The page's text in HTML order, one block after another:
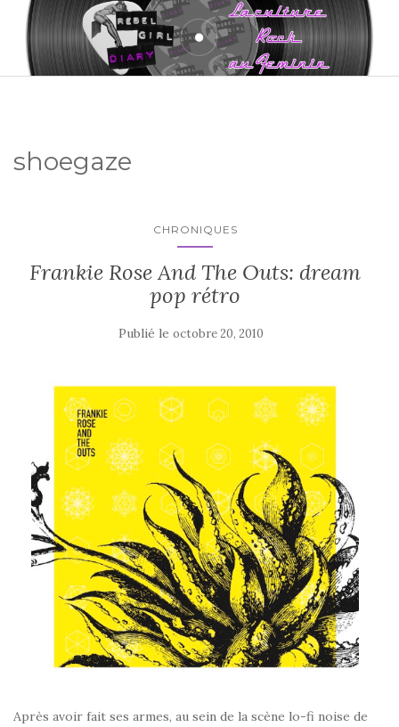
shoegaze
CHRONIQUES
Frankie Rose And The Outs: dream
pop rétro
Publié le octobre 20, 2010
Après avoir fait ses armes, au sein de la scène lo-fi noise de